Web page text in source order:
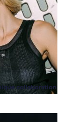
collaboration